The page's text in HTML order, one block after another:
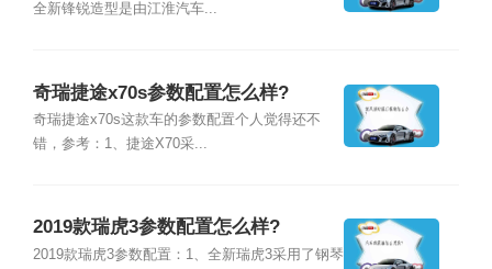
全新锋锐造型是由江淮汽车...
奇瑞捷途x70s参数配置怎么样?
奇瑞捷途x70s这款车的参数配置个人觉得还不
错，参考：1、捷途X70采...
2019款瑞虎3参数配置怎么样?
2019款瑞虎3参数配置：1、全新瑞虎3采用了钢琴